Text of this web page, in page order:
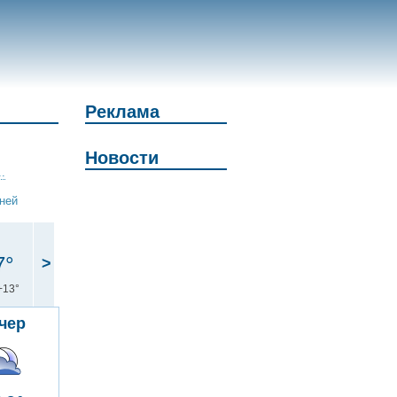
>
Реклама
Новости